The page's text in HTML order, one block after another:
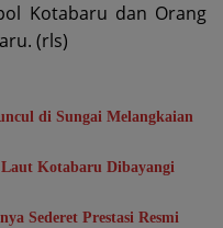
Kotabaru dan Orang
(rls)
di Sungai Melangkaian
Kotabaru Dibayangi
Sederet Prestasi Resmi